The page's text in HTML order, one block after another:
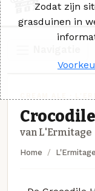
van L'Ermitage
Home L'Ermitage
Zodat zijn
grasduinen in